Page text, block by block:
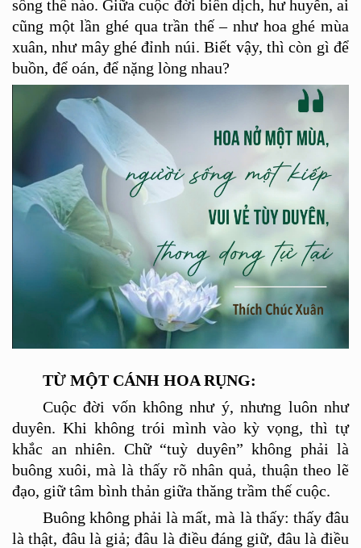
sống thế nào. Giữa cuộc đời biến dịch, hư huyễn, ai
cũng một lần ghé qua trần thế – như hoa ghémùa
xuân, như mây ghé đỉnh núi. Biết vậy, thì còn gì để
buồn, để oán, để nặng lòng nhau?
TỪ MỘT CÁNH HOA RỤNG:
Cuộc đời vốn không như ý, nhưng luôn như
duyên. Khi không trói mình vào kỳ vọng, thì tự
khắc an nhiên. Chữ “tuỳ duyên” không phải là
buông xuôi, mà là thấy rõ nhân quả, thuận theo lẽ
đạo, giữ tâm bình thản giữa thăng trầm thế cuộc.
Buông không phải là mất, mà là thấy: thấy đâu
làthật, đâu là giả; đâu là điều đáng giữ, đâu là điều